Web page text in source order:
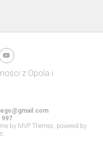
997
by MVP Themes, powered by